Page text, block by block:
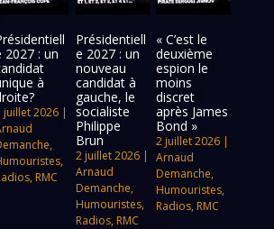
2027 : un
à
juillet 2026|
,
,
, RMC
Présidentiell
e 2027 : un
nouveau
candidat à
gauche, le
socialiste
Philippe
Brun
2 juillet 2026|
Arnaud
Demanche,
Humouristes,
Radios, RMC
« C’est le
deuxième
espion le
moins
discret
après James
Bond »
2 juillet 2026 |
Arnaud
Demanche,
Humouristes,
Radios, RMC